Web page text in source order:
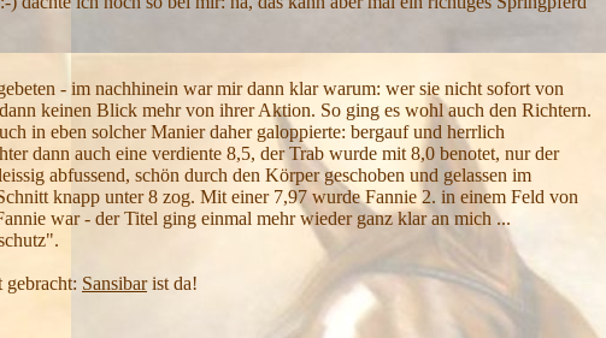
- im nachhinein war mir dann klar warum: wer sie nicht sofort von
keinen Blick mehr von ihrer Aktion. So ging es wohl auch den Richtern.
in eben solcher Manier daher galoppierte: bergauf und herrlich
dann auch eine verdiente 8,5, der Trab wurde mit 8,0 benotet, nur der
abfussend, schön durch den Körper geschoben und gelassen im
knapp unter 8 zog. Mit einer 7,97 wurde Fannie 2. in einem Feld von
war - der Titel ging einmal mehr wieder ganz klar an mich ...
gebracht: Sansibarist da!